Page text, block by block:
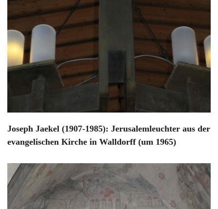
Joseph Jaekel (1907-1985): Jerusalemleuchter aus der
evangelischen Kirche in Walldorff (um 1965)